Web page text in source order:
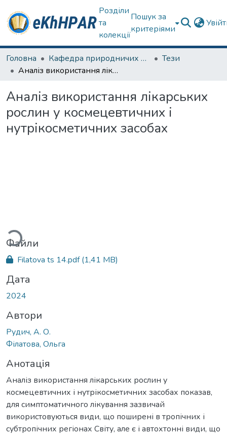
Розділи
та
колекції
Пошук за
критеріями
Головна Кафедра природничих наук та здоров'язбереження
Тези
Аналіз використання лікарських рослин у космецевтичних і нутрікосметичних засобах
Аналіз використання лікарських
рослин у космецевтичних і
нутрікосметичних засобах
Файли
Filatova ts 14.pdf(1,41 MB)
Дата
2024
Автори
Рудич, А. О.
Філатова, Ольга
Анотація
Аналіз використання лікарських рослин у
космецевтичних і нутрікосметичних засобах показав,
для симптоматичного лікування зазвичай
використовуються види, що поширені в тропічних і
субтропічних регіонах Світу, але є і автохтонні види, що